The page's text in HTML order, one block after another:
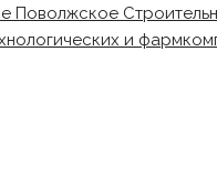
Поволжское
и